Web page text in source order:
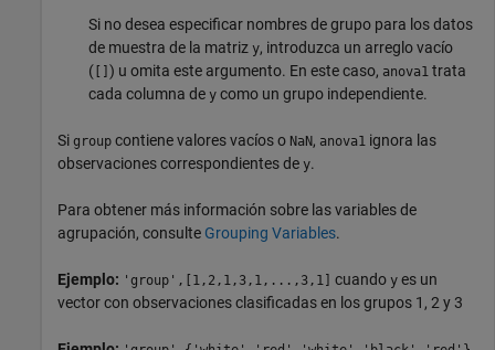
Si no desea especificar nombres de grupo para los datos
de muestra de la matriz y, introduzca un arreglo vacío
( [] ) u omita este argumento. En este caso, anova1 trata
cada columna de y como un grupo independiente.
Si group contiene valores vacíos o NaN, anova1 ignora las
observaciones correspondientes de y.
Para obtener más información sobre las variables de
agrupación, consulte Grouping Variables.
Ejemplo: 'group',[1,2,1,3,1,...,3,1] cuando y es un
vector con observaciones clasificadas en los grupos 1, 2 y 3